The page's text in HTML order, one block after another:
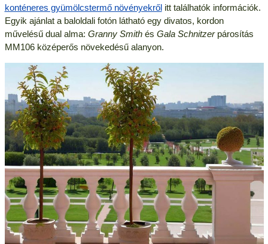
konténeres gyümölcstermő növényekrőlitt találhatók információk.
Egyik ajánlat a baloldali fotón látható egy divatos, kordon
művelésű dual alma: Granny Smithés Gala Schnitzerpárosítás
MM106 középerős növekedésű alanyon.